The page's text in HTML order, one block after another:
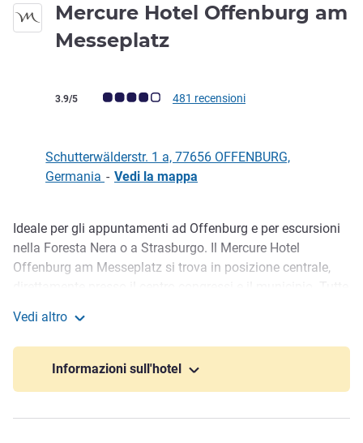
Mercure Hotel Offenburg am
Messeplatz0 stella
Giudizio clienti (Valutazione ALL)
3.9/5 481 recensioni
Schutterwälderstr. 1 a, 77656 OFFENBURG,
Germania - Vedi la mappa
Descrizione
Ideale per gli appuntamenti ad Offenburg e per escursioni
nella Foresta Nera o a Strasburgo. Il Mercure Hotel
Offenburg am Messeplatz si trova in posizione centrale,
hotel certificato CCH per i vostri eventi dispone di sette sale
con WIFI per un massimo di 250 persone. La stazione dei
treni è a 2 km. L'aeroporto di Strasburgo a 30 km. In auto
Vi sentirete come a casa ad Offenburg: i visitatori della
Vedi altro
Informazioni sull'hotel